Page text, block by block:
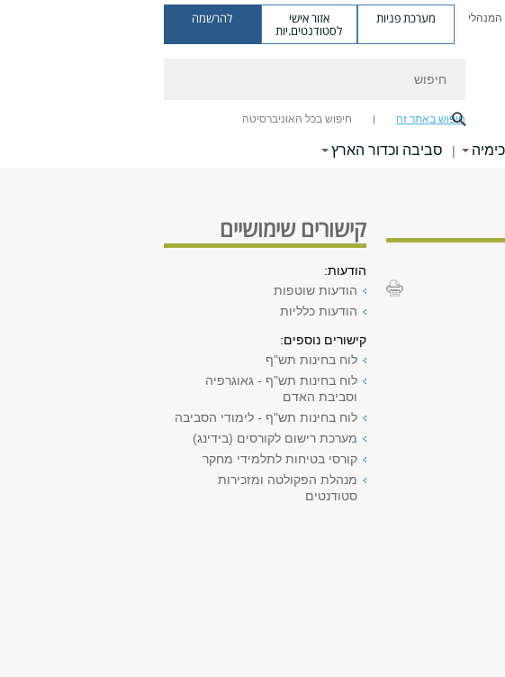
מערכת פניות אזור אישי
לסטודנטים.יות
להרשמה
חיפוש באתר זה חיפוש בכל האוניברסיטה
כימיה | סביבה וכדור הארץ
הארץ
הארץ
קישורים שימושיים
הודעות:
הודעות שוטפות
הודעות כלליות
קישורים נוספים:
לוח בחינות תש"ף
לוח בחינות תש"ף - גאוגרפיה
וסביבת האדם
לוח בחינות תש"ף - לימודי הסביבה
מערכת רישום לקורסים (בידינג)
קורסי בטיחות לתלמידי מחקר
מנהלת הפקולטה ומזכירות
סטודנטים